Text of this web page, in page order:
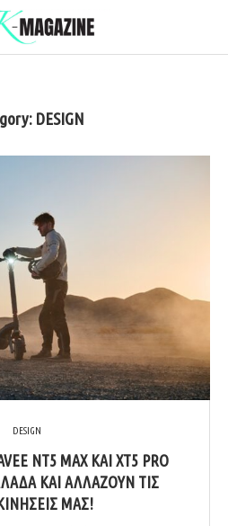
DESIGN
DESIGN
NT5 MAX ΚΑΙ XT5 PRO
ΚΑΙ ΑΛΛΆΖΟΥΝ ΤΙΣ
ΜΑΣ!